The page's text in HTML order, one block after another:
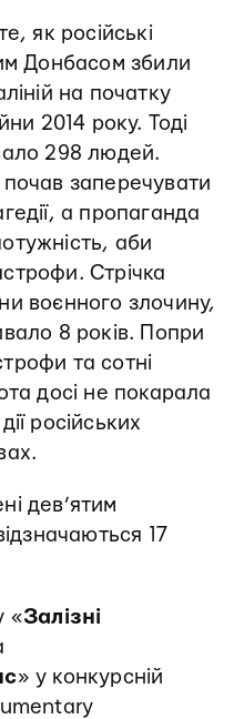
як російські
Донбасом збили
на початку
2014 року. Тоді
298 людей.
заперечувати
а пропаганда
аби
Стрічка
воєнного злочину,
8 років. Попри
та сотні
досі не покарала
російських
дев’ятим
17
«Залізні
» у конкурсній